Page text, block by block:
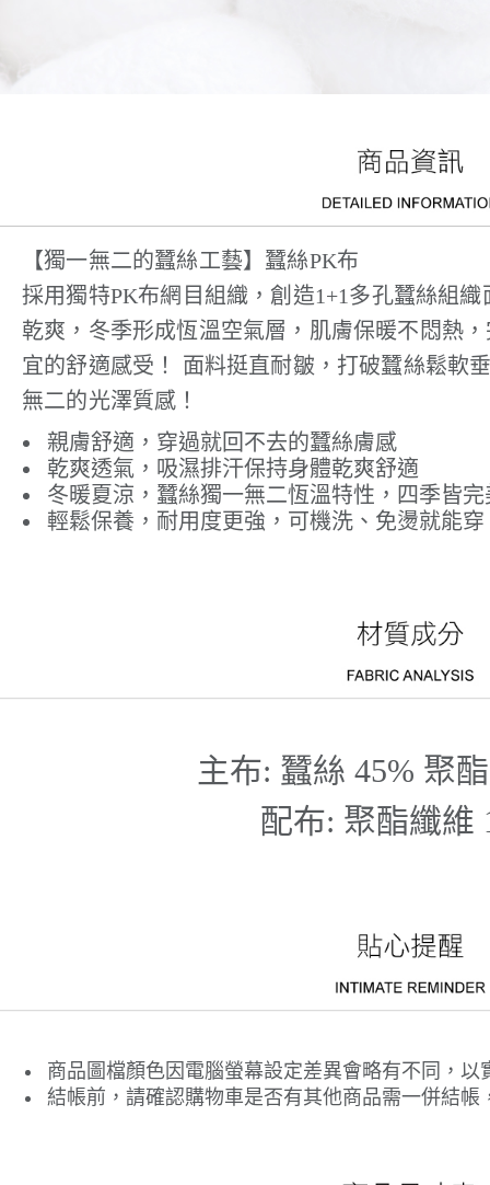
【獨一無二的蠶絲工藝】蠶絲PK布
採用獨特PK布網目組織，創造1+1多孔蠶絲組
乾爽，冬季形成恆溫空氣層，肌膚保暖不悶熱
宜的舒適感受！ 面料挺直耐皺，打破蠶絲鬆軟
無二的光澤質感！
親膚舒適，穿過就回不去的蠶絲膚感
乾爽透氣，吸濕排汗保持身體乾爽舒適
冬暖夏涼，蠶絲獨一無二恆溫特性，四季皆完
輕鬆保養，耐用度更強，可機洗、免燙就能穿
主布: 蠶絲 45% 聚
配布: 聚酯纖維
商品圖檔顏色因電腦螢幕設定差異會略有不同，
結帳前，請確認購物車是否有其他商品需一併結